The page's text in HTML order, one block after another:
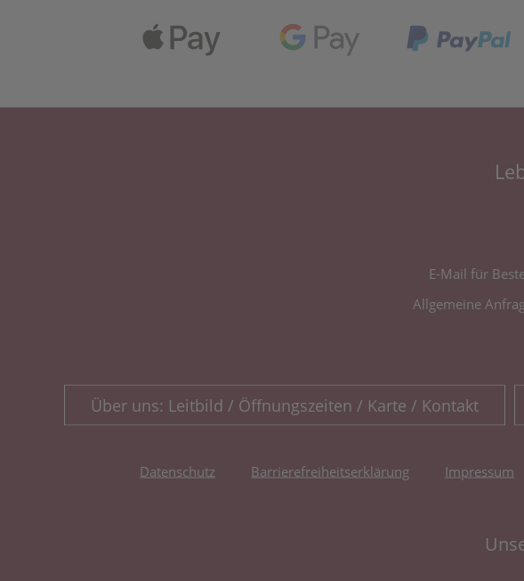
E-Mail für
Allgemeine
Über uns: Leitbild / Öffnungszeiten / Karte / Kontakt
Datenschutz Barrierefreiheitserklärung Impressum